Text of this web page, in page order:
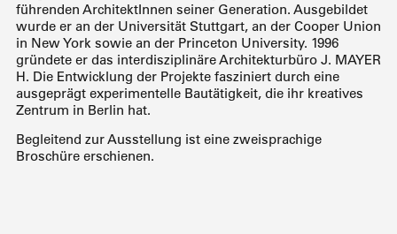
führenden ArchitektInnen seiner Generation. Ausgebildet
wurde er an der Universität Stuttgart, an der Cooper Union
in New York sowie an der Princeton University. 1996
gründete er das interdisziplinäre Architekturbüro J. MAYER
H. Die Entwicklung der Projekte fasziniert durch eine
ausgeprägt experimentelle Bautätigkeit, die ihr kreatives
Zentrum in Berlin hat.
Begleitend zur Ausstellung ist eine zweisprachige
Broschüre erschienen.